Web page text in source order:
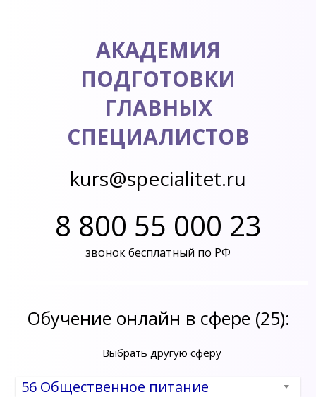
АКАДЕМИЯ
ПОДГОТОВКИ
ГЛАВНЫХ
СПЕЦИАЛИСТОВ
kurs@specialitet.ru
8 800 55 000 23
звонок бесплатный по РФ
Обучение онлайн в сфере (25):
Выбрать другую сферу
56 Общественное питание